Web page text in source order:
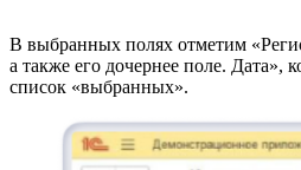
В выбранных полях отметим
а также его дочернее поле. Дата»,
список «выбранных».